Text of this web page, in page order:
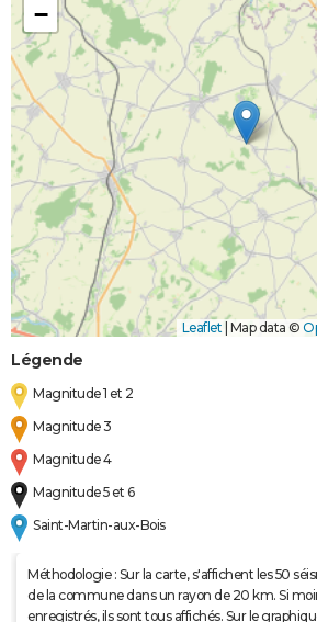
−
Leaflet Map data ©
Légende
Magnitude 1 et 2
Magnitude 3
Magnitude 4
Magnitude 5 et 6
Saint-Martin-aux-Bois
Méthodologie : Sur la carte, s'affichent les 50
de la commune dans un rayon de 20 km. Si
enregistrés, ils sont tous affichés. Sur le